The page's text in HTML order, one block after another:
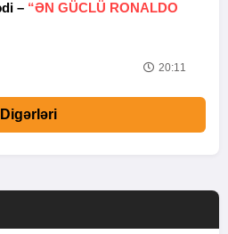
– “ƏN GÜCLÜ RONALDO
20:11
Digərləri